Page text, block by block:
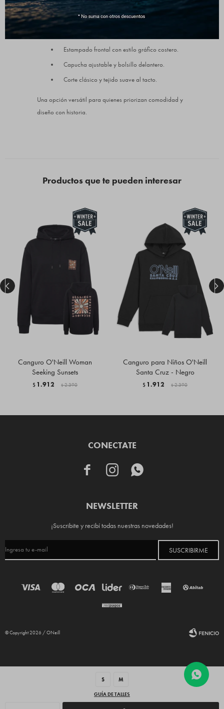
S M
GUÍA DE TALLES
Características destacadas:
Estampado frontal con estilo gráfico costero.
Capucha ajustable y bolsillo delantero.
Corte clásico y tejido suave al tacto.
Una opción versátil para quienes priorizan comodidad y
diseño con historia.
Productos que te pueden interesar
Canguro O'Neill Woman
Seeking Sunsets
$ 1.912 $ 2.390
Canguro para Niños O'Neill
Santa Cruz - Negro
$ 1.912 $ 2.390
 
CONECTATE
  
NEWSLETTER
¡Suscribite y recibí todas nuestras novedades!
SUSCRIBIRME
© Copyright 2026 / ONeill